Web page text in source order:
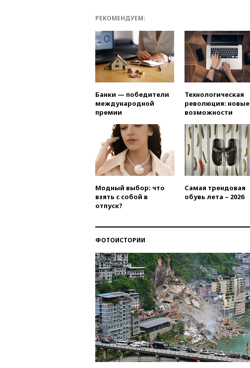
РЕКОМЕНДУЕМ:
Банки — победители
международной
премии
Технологическая
революция: новые
возможности
Модный выбор: что
взять с собой в
отпуск?
Самая трендовая
обувь лета – 2026
ФОТОИСТОРИИ